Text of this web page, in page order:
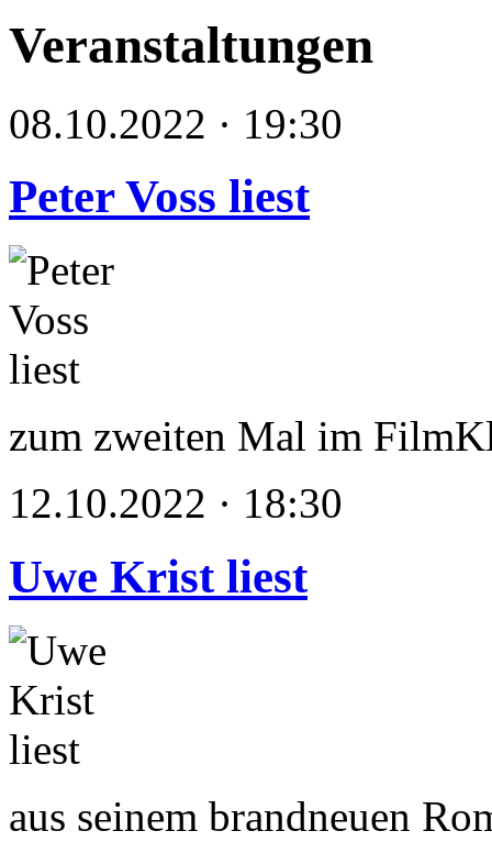
Veranstaltungen
08.10.2022 · 19:30
Peter Voss liest
zum zweiten Mal im
12.10.2022 · 18:30
Uwe Krist liest
aus seinem brandneuen